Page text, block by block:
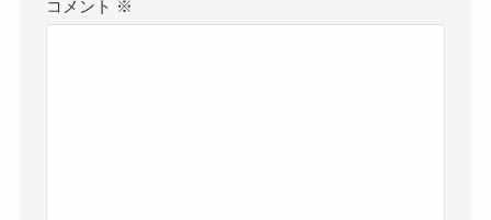
コメント ※